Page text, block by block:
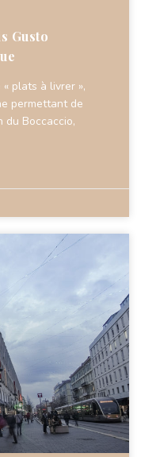
Gusto
plats à livrer »,
permettant de
du Boccaccio,